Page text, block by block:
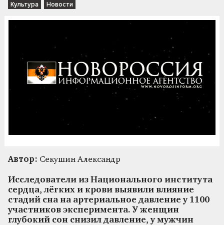
Культура Новости
Автор: Секушин Александр
Исследователи из Национального института
сердца, лёгких и крови выявили влияние
стадий сна на артериальное давление у 1100
участников эксперимента. У женщин
глубокий сон снизил давление, у мужчин